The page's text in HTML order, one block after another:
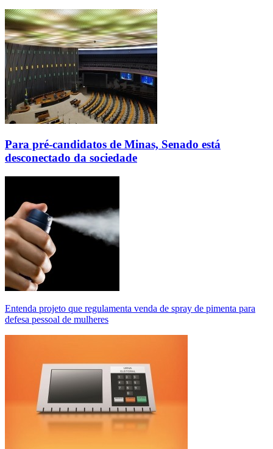
Para pré-candidatos de Minas, Senado está
desconectado da sociedade
Entenda projeto que regulamenta venda de spray de pimenta para
defesa pessoal de mulheres